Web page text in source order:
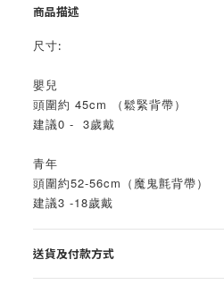
商品描述
尺寸:
嬰兒
頭圍約 45cm （鬆緊背帶）
建議0 -  3歲戴
青年
頭圍約52-56cm（魔鬼氈背帶）
建議3 -18歲戴
送貨及付款方式